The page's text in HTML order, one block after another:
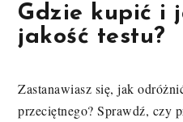
Gdzie kupić i
jakość testu?
Zastanawiasz się, jak
przeciętnego? Sprawdź, czy